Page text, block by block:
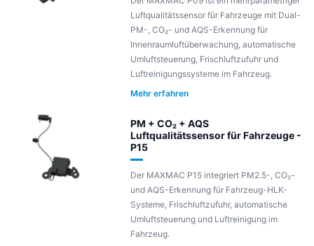
Luftqualitätssensor für Fahrzeuge mit Dual-
PM-, CO₂- und AQS-Erkennung für
Innenraumluftüberwachung, automatische
Umluftsteuerung, Frischluftzufuhr und
Luftreinigungssysteme im Fahrzeug.
Mehr erfahren
PM + CO₂ + AQS
Luftqualitätssensor für Fahrzeuge -
P15
Der MAXMAC P15 integriert PM2.5-, CO₂-
und AQS-Erkennung für Fahrzeug-HLK-
Systeme, Frischluftzufuhr, automatische
Umluftsteuerung und Luftreinigung im
Fahrzeug.